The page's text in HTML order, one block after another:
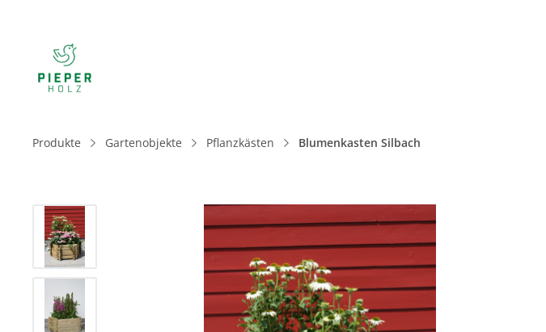
Produkte Gartenobjekte Pflanzkästen Blumenkasten Silbach
Bildergalerie überspringen